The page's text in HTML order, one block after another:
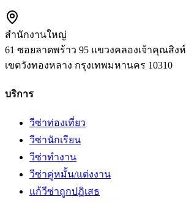
สำนักงานใหญ่
61 ซอยลาดพร้าว 95 แขวงคลองเจ้าคุณสิงห์
เขตวังทองหลาง กรุงเทพมหานคร 10310
บริการ
วีซ่าท่องเที่ยว
วีซ่านักเรียน
วีซ่าทำงาน
วีซ่าคู่หมั้น/แต่งงาน
แก้วีซ่าถูกปฏิเสธ